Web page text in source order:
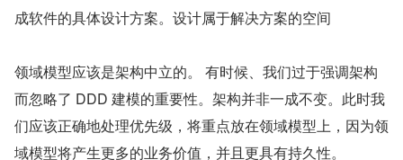
成软件的具体设计方案。设计属于解决方案的空间
领域模型应该是架构中立的。 有时候、我们过于强调架构
而忽略了 DDD 建模的重要性。架构并非一成不变。此时我
们应该正确地处理优先级，将重点放在领域模型上，因为领
域模型将产生更多的业务价值，并且更具有持久性。